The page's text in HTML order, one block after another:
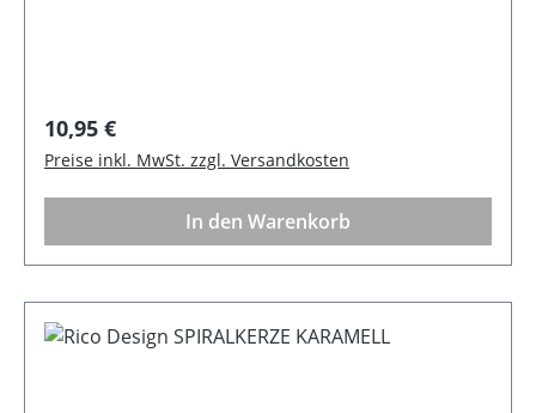
Regulärer Preis:
10,95 €
Preise inkl. MwSt. zzgl. Versandkosten
In den Warenkorb